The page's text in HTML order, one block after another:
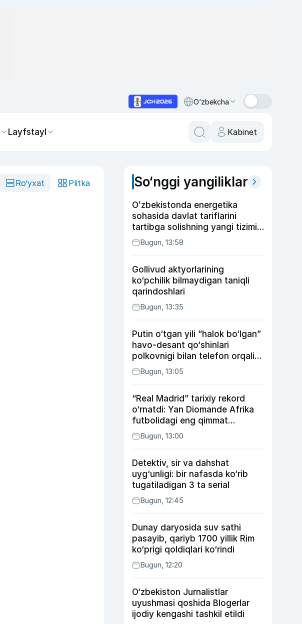
O‘zbekcha
Layfstayl Kabinet
Ro‘yxat Plitka So‘nggi yangiliklar
Oʻzbekistonda energetika
sohasida davlat tariflarini
tartibga solishning yangi tizimi
joriy etildi
Bugun, 13:58
Gollivud aktyorlarining
ko‘pchilik bilmaydigan taniqli
qarindoshlari
Bugun, 13:35
Putin o‘tgan yili “halok bo‘lgan”
havo-desant qo‘shinlari
polkovnigi bilan telefon orqali
suhbatlashdi
Bugun, 13:05
“Real Madrid” tarixiy rekord
o‘rnatdi: Yan Diomande Afrika
futbolidagi eng qimmat
transferga aylandi
Bugun, 13:00
Detektiv, sir va dahshat
uyg‘unligi: bir nafasda ko‘rib
tugatiladigan 3 ta serial
Bugun, 12:45
Dunay daryosida suv sathi
pasayib, qariyb 1700 yillik Rim
ko‘prigi qoldiqlari ko‘rindi
Bugun, 12:20
O‘zbekiston Jurnalistlar
uyushmasi qoshida Blogerlar
ijodiy kengashi tashkil etildi